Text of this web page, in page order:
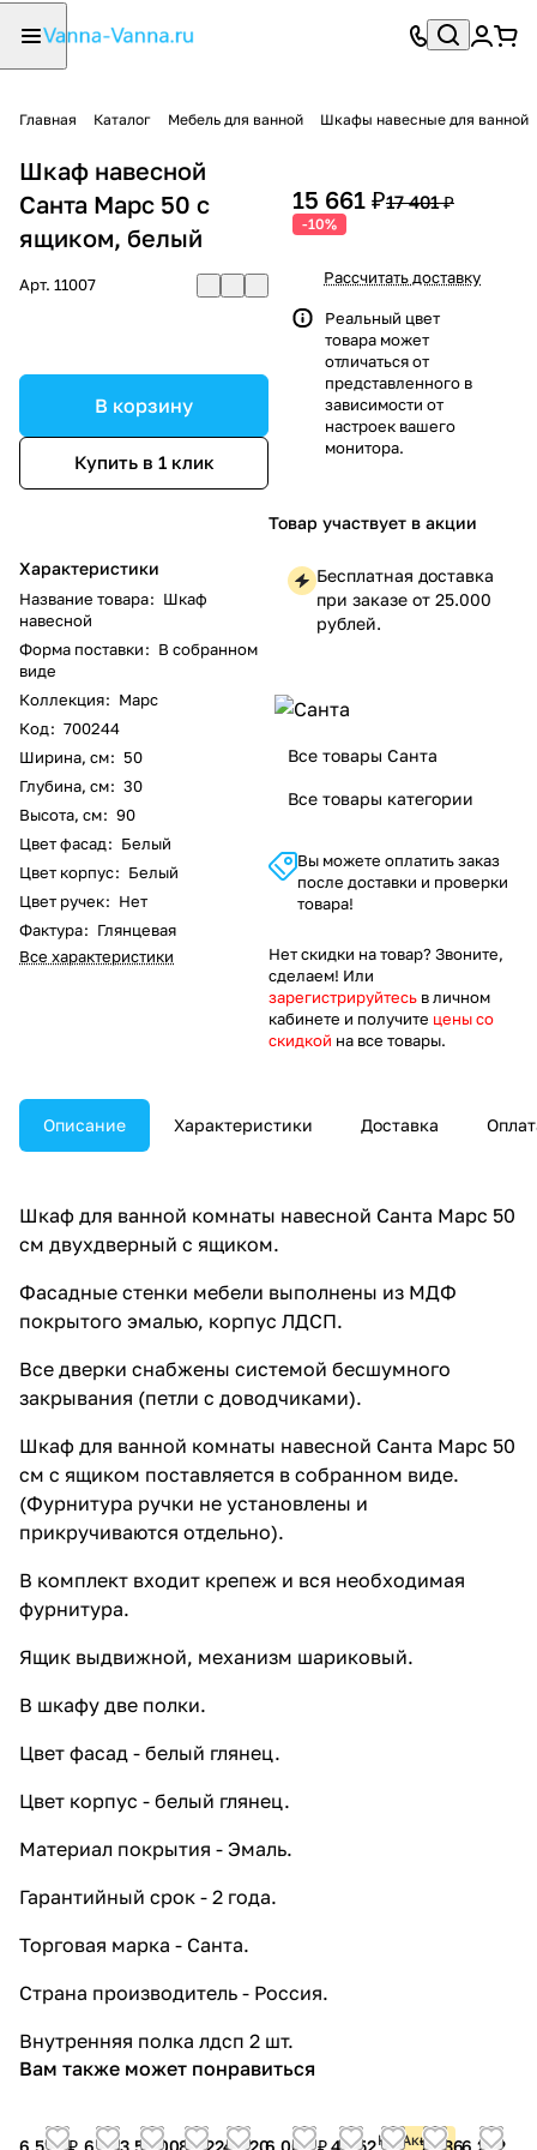
Главная Каталог Мебель для ванной Шкафы навесные для ванной
Шкаф навесной
Санта Марс 50 с
ящиком, белый
Арт. 11007
В корзину
Купить в 1 клик
Характеристики
Название товара: Шкаф
навесной
Форма поставки: В собранном
виде
Коллекция: Марс
Код: 700244
Ширина, см: 50
Глубина, см: 30
Высота, см: 90
Цвет фасад: Белый
Цвет корпус: Белый
Цвет ручек: Нет
Фактура: Глянцевая
Все характеристики
15 661 ₽17 401 ₽
-10%
Рассчитать доставку
Реальный цвет
товара может
отличаться от
представленного в
зависимости от
настроек вашего
монитора.
Товар участвует в акции
Бесплатная доставка
при заказе от 25.000
рублей.
Все товары Санта
Все товары категории
Вы можете оплатить заказ
после доставки и проверки
товара!
Нет скидки на товар? Звоните,
сделаем! Или
зарегистрируйтесь в личном
кабинете и получите цены со
скидкой на все товары.
Описание Характеристики Доставка
Шкаф для ванной комнаты навесной Санта Марс 50
см двухдверный с ящиком.
Фасадные стенки мебели выполнены из МДФ
покрытого эмалью, корпус ЛДСП.
Все дверки снабжены системой бесшумного
закрывания (петли с доводчиками).
Шкаф для ванной комнаты навесной Санта Марс 50
см с ящиком поставляется в собранном виде.
(Фурнитура ручки не установлены и
прикручиваются отдельно).
В комплект входит крепеж и вся необходимая
фурнитура.
Ящик выдвижной, механизм шариковый.
В шкафу две полки.
Цвет фасад - белый глянец.
Цвет корпус - белый глянец.
Материал покрытия - Эмаль.
Гарантийный срок - 2 года.
Торговая марка - Санта.
Страна производитель - Россия.
Внутренняя полка лдсп 2 шт.
Вам также может понравиться
6 519 ₽ 6 633 5 2008 6224 6206 004 ₽4 452
Акция
Розничная
7 6366 232